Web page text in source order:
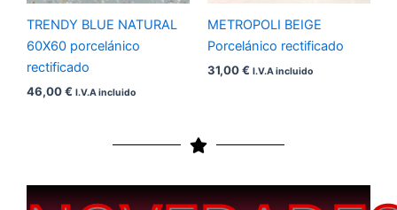
TRENDY BLUE NATURAL
60X60 porcelánico
rectificado
46,00€ I.V.A incluido
METROPOLI BEIGE
Porcelánico rectificado
31,00€ I.V.A incluido